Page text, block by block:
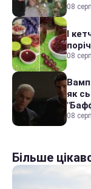
08
І
08
як
08
Більше